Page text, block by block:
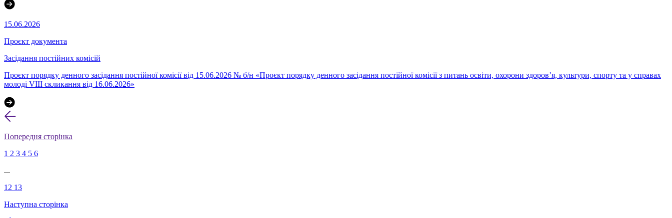
15.06.2026
Проєкт документа
Засідання постійних комісій
Проєкт порядку денного засідання постійної комісії від 15.06.2026 № б/н «Проєкт порядку денного засідання постійної комісії з питань освіти, охорони здоров’я, культури, спорту та у справах
молоді VIІI скликання від 16.06.2026»
Попередня сторінка
1 2 3 4 5 6
...
12 13
Наступна сторінка